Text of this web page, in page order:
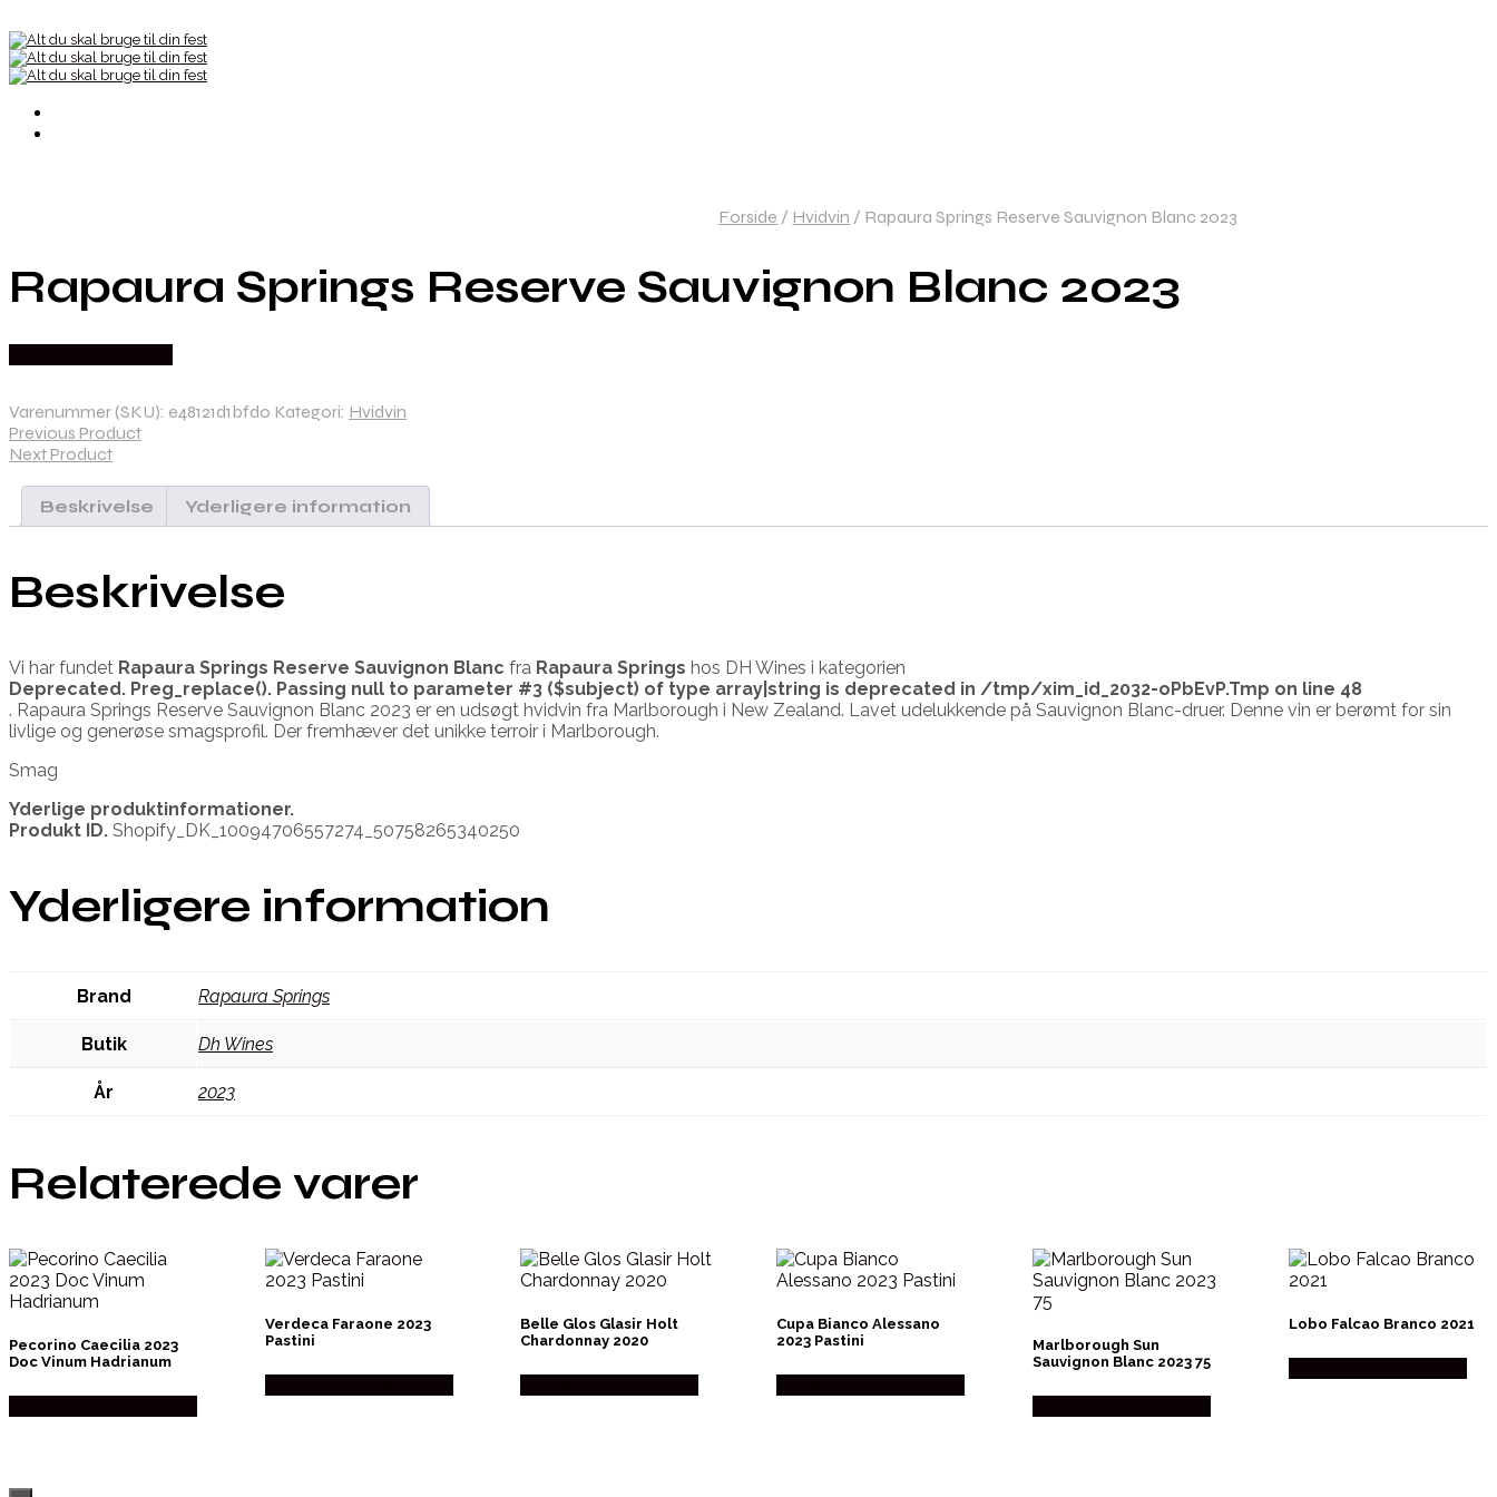
Forside / Hvidvin / Rapaura Springs Reserve Sauvignon Blanc 2023
Rapaura Springs Reserve Sauvignon Blanc 2023
Varenummer (SKU): e48121d1bfd0 Kategori: Hvidvin
Previous Product
Next Product
Beskrivelse Yderligere information
Beskrivelse
Vi har fundet Rapaura Springs Reserve Sauvignon Blanc fra Rapaura Springs hos DH Wines i kategorien
Deprecated. Preg_replace(). Passing null to parameter #3 ($subject) of type array|string is deprecated in /tmp/xim_id_2032-oPbEvP.Tmp on line 48
. Rapaura Springs Reserve Sauvignon Blanc 2023 er en udsøgt hvidvin fra Marlborough i New Zealand. Lavet udelukkende på Sauvignon Blanc-druer. Denne vin er berømt for sin
livlige og generøse smagsprofil. Der fremhæver det unikke terroir i Marlborough.
Smag
Yderlige produktinformationer.
Produkt ID. Shopify_DK_10094706557274_50758265340250
Yderligere information
Brand Rapaura Springs
Butik Dh Wines
År 2023
Relaterede varer
Pecorino Caecilia 2023
Doc Vinum Hadrianum
Verdeca Faraone 2023
Pastini
Belle Glos Glasir Holt
Chardonnay 2020
Cupa Bianco Alessano
2023 Pastini
Marlborough Sun
Sauvignon Blanc 2023 75
Lobo Falcao Branco 2021